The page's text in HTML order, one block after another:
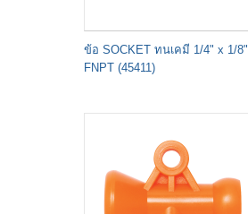
ข้อ SOCKET ทนเคมี 1/4" x 1/8"
FNPT (45411)